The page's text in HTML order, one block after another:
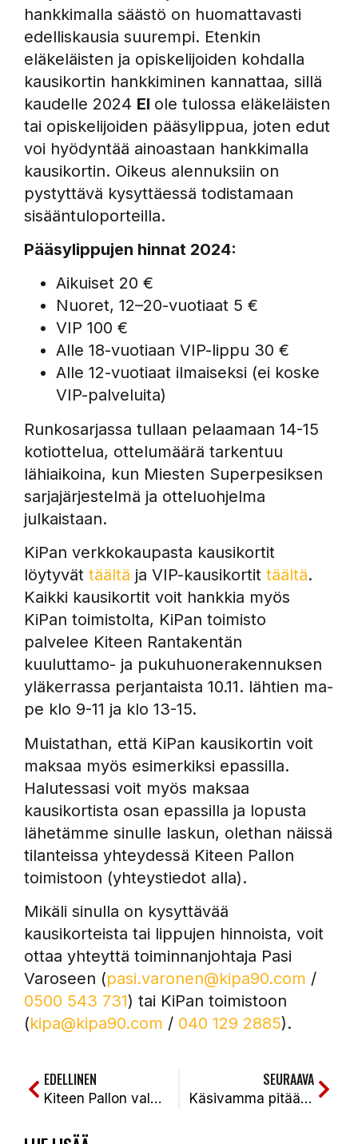
hankkimalla säästö on huomattavasti
edelliskausia suurempi. Etenkin
eläkeläisten ja opiskelijoiden kohdalla
kausikortin hankkiminen kannattaa, sillä
kaudelle 2024 EI ole tulossa eläkeläisten
tai opiskelijoiden pääsylippua, joten edut
voi hyödyntää ainoastaan hankkimalla
kausikortin. Oikeus alennuksiin on
pystyttävä kysyttäessä todistamaan
sisääntuloporteilla.
Pääsylippujen hinnat 2024:
Aikuiset 20 €
Nuoret, 12–20-vuotiaat 5 €
VIP 100 €
Alle 18-vuotiaan VIP-lippu 30 €
Alle 12-vuotiaat ilmaiseksi (ei koske
VIP-palveluita)
Runkosarjassa tullaan pelaamaan 14-15
kotiottelua, ottelumäärä tarkentuu
lähiaikoina, kun Miesten Superpesiksen
sarjajärjestelmä ja otteluohjelma
julkaistaan.
KiPan verkkokaupasta kausikortit
löytyvät täältä ja VIP-kausikortit täältä.
Kaikki kausikortit voit hankkia myös
KiPan toimistolta, KiPan toimisto
palvelee Kiteen Rantakentän
kuuluttamo- ja pukuhuonerakennuksen
yläkerrassa perjantaista 10.11. lähtien ma-
pe klo 9-11 ja klo 13-15.
Muistathan, että KiPan kausikortin voit
maksaa myös esimerkiksi epassilla.
Halutessasi voit myös maksaa
kausikortista osan epassilla ja lopusta
lähetämme sinulle laskun, olethan näissä
tilanteissa yhteydessä Kiteen Pallon
toimistoon (yhteystiedot alla).
Mikäli sinulla on kysyttävää
kausikorteista tai lippujen hinnoista, voit
ottaa yhteyttä toiminnanjohtaja Pasi
Varoseen (pasi.varonen@kipa90.com /
0500 543 731) tai KiPan toimistoon
(kipa@kipa90.com / 040 129 2885).
EDELLINEN
Kiteen Pallon valmennusryhmä ja joukkueen taustat ovat kasassa, Sulo-Veikko Varonen nousee edustusjoukkueen rinkiin
SEURAAVA
Käsivamma pitää Samu-Kalle Varosen sivussa talvikauden loppupuolelle saakka